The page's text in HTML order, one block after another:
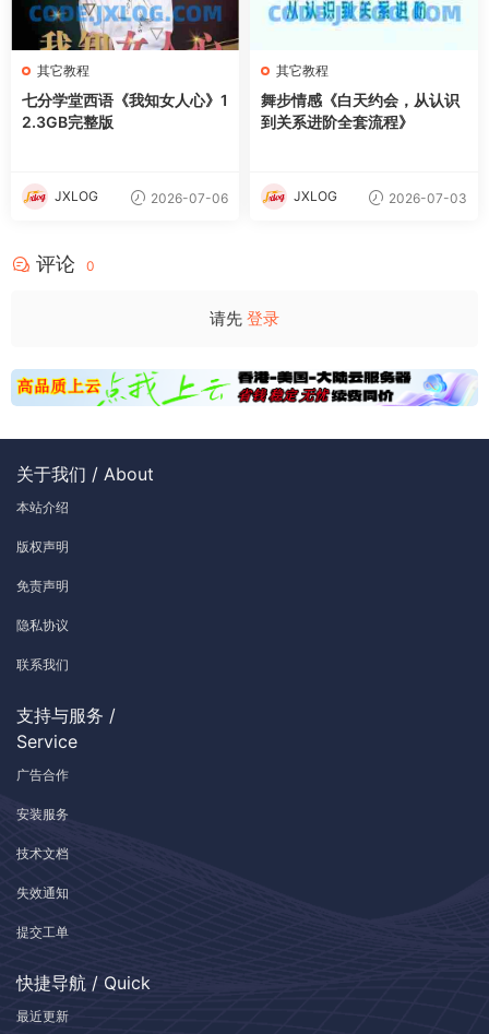
其它教程
七分学堂西语《我知女人心》1
2.3GB完整版
JXLOG 2026-07-06
其它教程
舞步情感《白天约会，从认识
到关系进阶全套流程》
JXLOG 2026-07-03
评论 0
请先 登录
关于我们 / About
本站介绍
版权声明
免责声明
隐私协议
联系我们
支持与服务 /
Service
广告合作
安装服务
技术文档
失效通知
提交工单
快捷导航 / Quick
最近更新